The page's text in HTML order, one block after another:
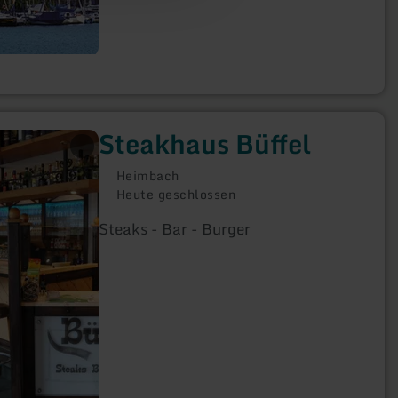
Steakhaus Büffel
Heimbach
Heute geschlossen
Steaks - Bar - Burger